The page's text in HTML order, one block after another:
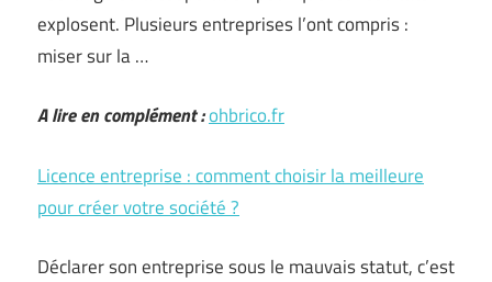
explosent. Plusieurs entreprises l’ont compris :
miser sur la …
A lire en complément :ohbrico.fr
Licence entreprise : comment choisir la meilleure
pour créer votre société ?
Déclarer son entreprise sous le mauvais statut, c’est